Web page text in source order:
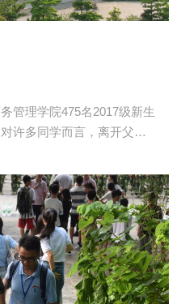
管理学院475名2017级新生
许多同学而言，离开父母
那瞬间？世间所有的爱都
离…… 这封思念
过得很好！ 亲爱的爸
们千万里的距离，最忘不
不能错过两个...